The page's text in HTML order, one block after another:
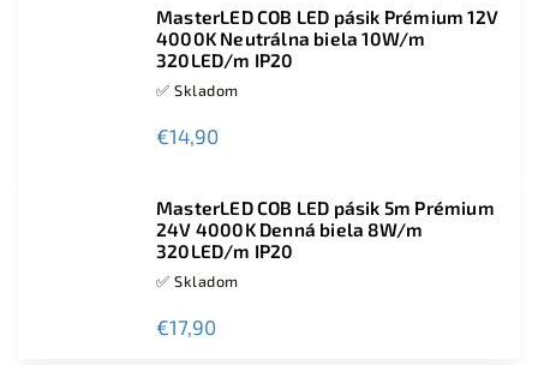
MasterLED COB LED pásik Prémium 12V
4000K Neutrálna biela 10W/m
320LED/m IP20
✅ Skladom
€14,90
MasterLED COB LED pásik 5m Prémium
24V 4000K Denná biela 8W/m
320LED/m IP20
✅ Skladom
€17,90